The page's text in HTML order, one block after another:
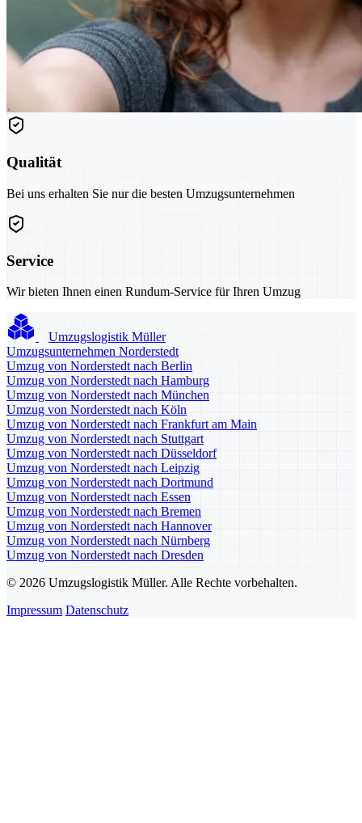
Qualität
Bei uns erhalten Sie nur die besten Umzugsunternehmen
Service
Wir bieten Ihnen einen Rundum-Service für Ihren Umzug
Umzugslogistik Müller
Umzugsunternehmen Norderstedt
Umzug von Norderstedt nach Berlin
Umzug von Norderstedt nach Hamburg
Umzug von Norderstedt nach München
Umzug von Norderstedt nach Köln
Umzug von Norderstedt nach Frankfurt am Main
Umzug von Norderstedt nach Stuttgart
Umzug von Norderstedt nach Düsseldorf
Umzug von Norderstedt nach Leipzig
Umzug von Norderstedt nach Dortmund
Umzug von Norderstedt nach Essen
Umzug von Norderstedt nach Bremen
Umzug von Norderstedt nach Hannover
Umzug von Norderstedt nach Nürnberg
Umzug von Norderstedt nach Dresden
© 2026 Umzugslogistik Müller. Alle Rechte vorbehalten.
Impressum Datenschutz